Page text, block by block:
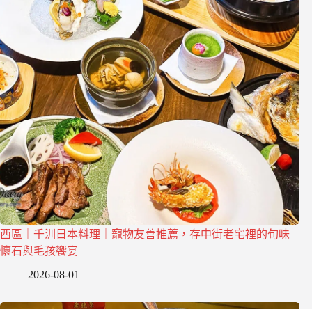
西區｜千汌日本料理｜寵物友善推薦，存中街老宅裡的旬味
懷石與毛孩饗宴
2026-08-01